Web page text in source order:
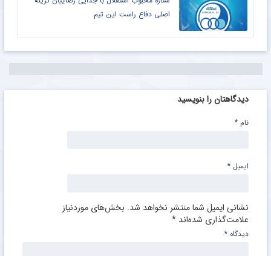
اصلی دفاع راست این تیم
دیدگاهتان را بنویسید
نشانی ایمیل شما منتشر نخواهد شد. بخش‌های موردنیاز
علامت‌گذاری شده‌اند *
دیدگاه *
نام *
ایمیل *